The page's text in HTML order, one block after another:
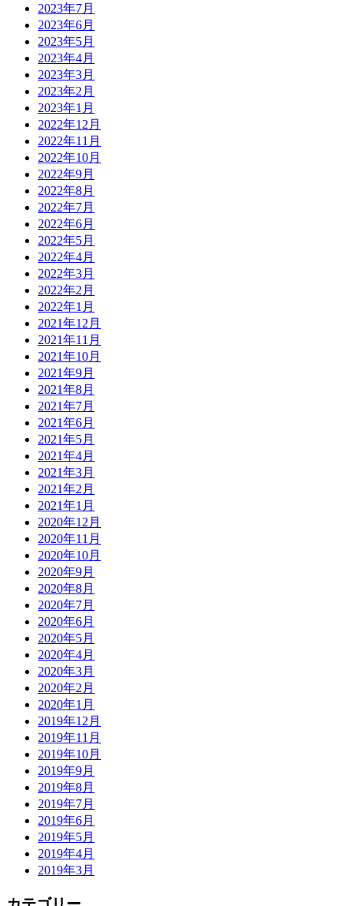
2023年7月
2023年6月
2023年5月
2023年4月
2023年3月
2023年2月
2023年1月
2022年12月
2022年11月
2022年10月
2022年9月
2022年8月
2022年7月
2022年6月
2022年5月
2022年4月
2022年3月
2022年2月
2022年1月
2021年12月
2021年11月
2021年10月
2021年9月
2021年8月
2021年7月
2021年6月
2021年5月
2021年4月
2021年3月
2021年2月
2021年1月
2020年12月
2020年11月
2020年10月
2020年9月
2020年8月
2020年7月
2020年6月
2020年5月
2020年4月
2020年3月
2020年2月
2020年1月
2019年12月
2019年11月
2019年10月
2019年9月
2019年8月
2019年7月
2019年6月
2019年5月
2019年4月
2019年3月